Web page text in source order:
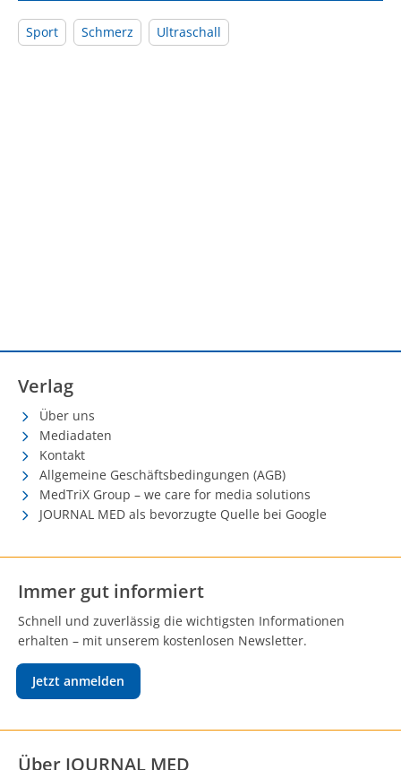
Sport Schmerz Ultraschall
Verlag
Über uns
Mediadaten
Kontakt
Allgemeine Geschäftsbedingungen (AGB)
MedTriX Group – we care for media solutions
JOURNAL MED als bevorzugte Quelle bei Google
Immer gut informiert
Schnell und zuverlässig die wichtigsten Informationen
erhalten – mit unserem kostenlosen Newsletter.
Jetzt anmelden
Über JOURNAL MED